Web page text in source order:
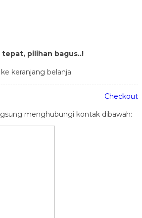
pilihan bagus..!
keranjang belanja
Checkout
menghubungi kontak dibawah: